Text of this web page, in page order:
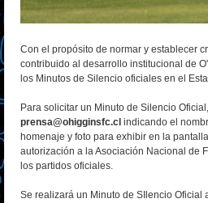
Con el propósito de normar y establecer
contribuido al desarrollo institucional de
los Minutos de Silencio oficiales en el
Para solicitar un Minuto de Silencio
prensa@ohigginsfc.cl indicando el
homenaje y foto para exhibir en la
autorización a la Asociación Nacional de
los partidos oficiales.
Se realizará un Minuto de SIlencio